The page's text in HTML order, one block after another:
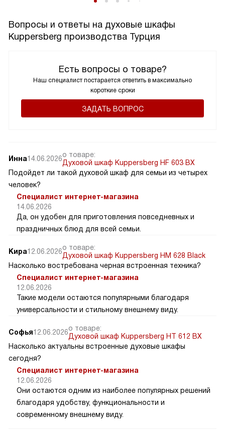
Вопросы и ответы на духовые шкафы
Kuppersberg производства Турция
Есть вопросы о товаре?
Наш специалист постарается ответить в максимально
короткие сроки
ЗАДАТЬ ВОПРОС
Инна14.06.2026о товаре:
Духовой шкаф Kuppersberg HF 603 BX
Подойдет ли такой духовой шкаф для семьи из четырех
человек?
Специалист интернет-магазина
14.06.2026
Да, он удобен для приготовления повседневных и
праздничных блюд для всей семьи.
Кира12.06.2026о товаре:
Духовой шкаф Kuppersberg HM 628 Black
Насколько востребована черная встроенная техника?
Специалист интернет-магазина
12.06.2026
Такие модели остаются популярными благодаря
универсальности и стильному внешнему виду.
Софья12.06.2026о товаре:
Духовой шкаф Kuppersberg HT 612 BX
Насколько актуальны встроенные духовые шкафы
сегодня?
Специалист интернет-магазина
12.06.2026
Они остаются одним из наиболее популярных решений
благодаря удобству, функциональности и
современному внешнему виду.